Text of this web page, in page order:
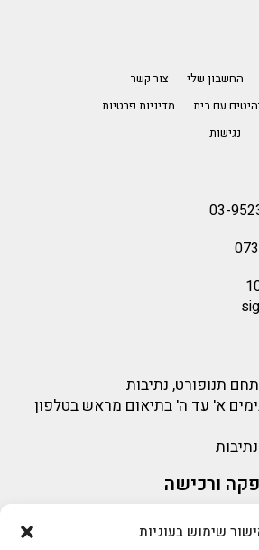
שימוש בעוגיות
החשבון שלי
צור קשר
עם בית
מדיניות פרטיות
נגישות
03-
תנופורט, נתיבות
א' עד ה' בתיאום מראש בטלפון
ורכישה
לפנות למייל:
sigal@home-decor.co.il
פניות לפני רכישה – ניתן לפנות למייל: omer@home-